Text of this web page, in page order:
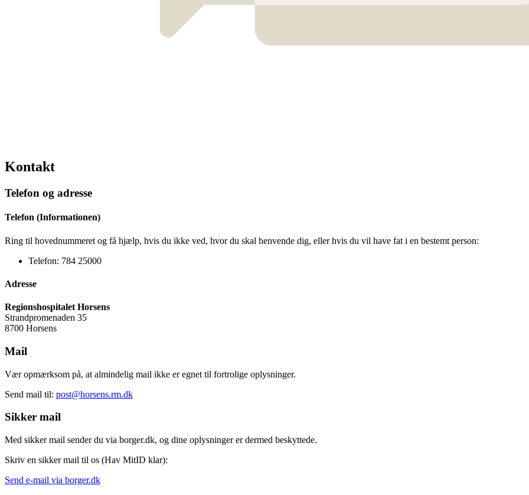
Kontakt
Telefon og adresse
Telefon (Informationen)
Ring til hovednummeret og få hjælp, hvis du ikke ved, hvor du skal henvende dig, eller hvis du vil have fat i en bestemt person:
Telefon: 784 25000
Adresse
Regionshospitalet Horsens
Strandpromenaden 35
8700 Horsens
Mail
Vær opmærksom på, at almindelig mail ikke er egnet til fortrolige oplysninger.
Send mail til: post@horsens.rm.dk
Sikker mail
Med sikker mail sender du via borger.dk, og dine oplysninger er dermed beskyttede.
Skriv en sikker mail til os (Hav MitID klar):
Send e-mail via borger.dk